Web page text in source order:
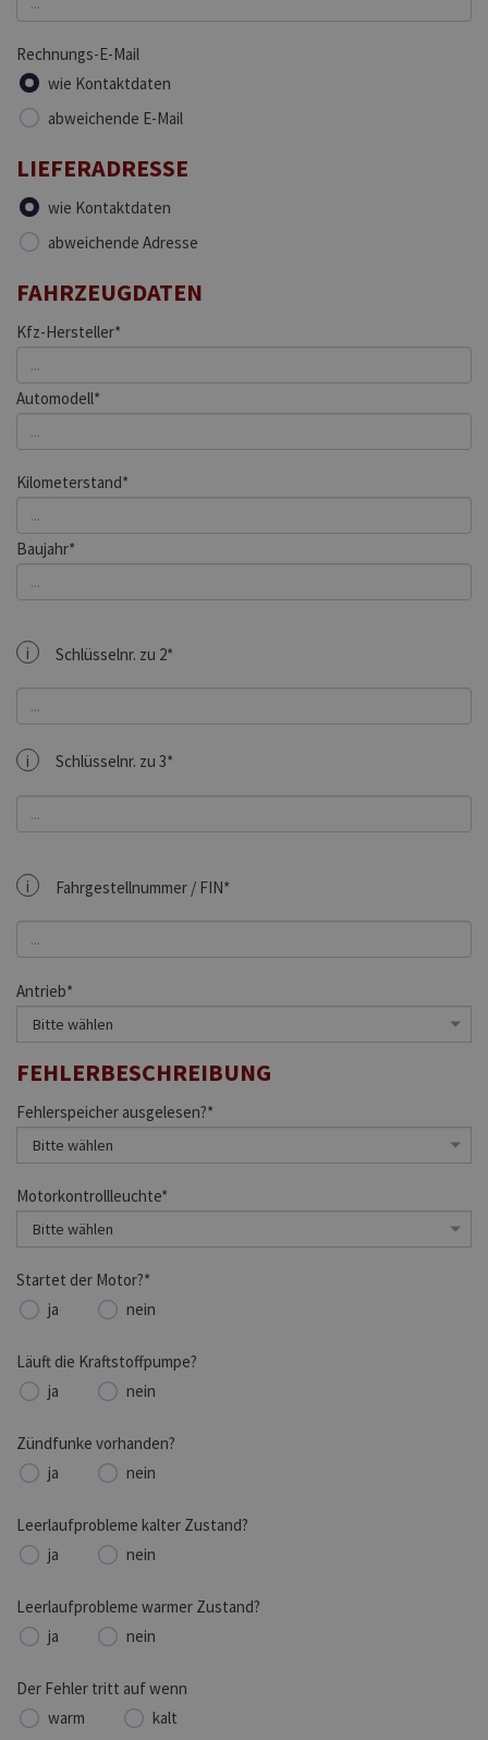
Rechnungs-E-Mail
wie Kontaktdaten
abweichende E-Mail
LIEFERADRESSE
wie Kontaktdaten
abweichende Adresse
FAHRZEUGDATEN
Kfz-Hersteller*
Automodell*
Kilometerstand*
Baujahr*
i Schlüsselnr. zu 2*
i Schlüsselnr. zu 3*
i Fahrgestellnummer / FIN*
Antrieb*
FEHLERBESCHREIBUNG
Fehlerspeicher ausgelesen?*
Motorkontrollleuchte*
Startet der Motor?*
ja
nein
Läuft die Kraftstoffpumpe?
ja
nein
Zündfunke vorhanden?
ja
nein
Leerlaufprobleme kalter Zustand?
ja
nein
Leerlaufprobleme warmer Zustand?
ja
nein
Der Fehler tritt auf wenn
warm
kalt